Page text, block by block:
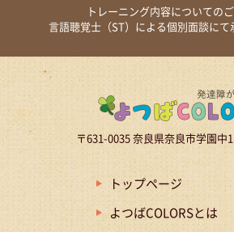
トレーニング内容についてのご
言語聴覚士（ST）による個別面談にて
〒631-0035 奈良県奈良市学園中
トップページ
よつばCOLORSとは